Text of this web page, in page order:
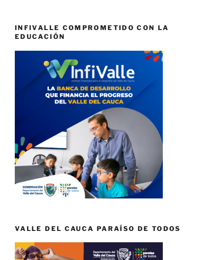
INFIVALLE COMPROMETIDO CON LA
EDUCACIÓN
VALLE DEL CAUCA PARAÍSO DE TODOS